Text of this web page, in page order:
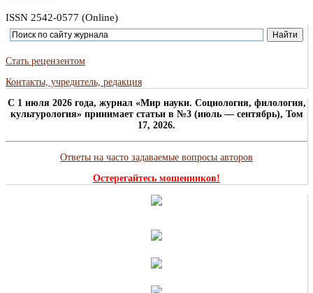
ISSN 2542-0577 (Online)
Стать рецензентом
Контакты, учредитель, редакция
C 1 июля 2026 года, журнал «Мир науки. Социология, филология,
культурология» принимает статьи в №3 (июль — сентябрь), Том
17, 2026.
Ответы на часто задаваемые вопросы авторов
Остерегайтесь мошенников!